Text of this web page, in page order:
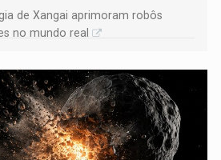
de Xangai aprimoram robôs
no mundo real